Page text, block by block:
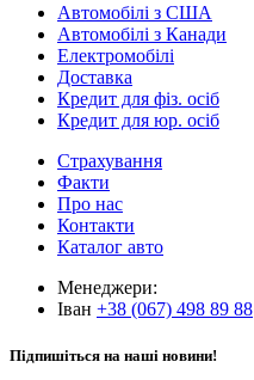
Автомобілі з США
Автомобілі з Канади
Електромобілі
Доставка
Кредит для фіз. осіб
Кредит для юр. осіб
Страхування
Факти
Про нас
Контакти
Каталог авто
Менеджери:
Іван +38 (067) 498 89 88
Підпишіться на наші новини!